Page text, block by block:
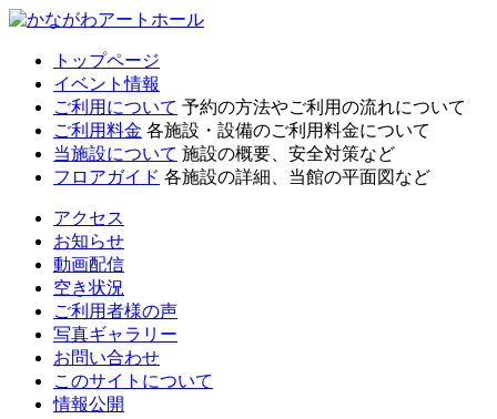
トップページ
イベント情報
ご利用について 予約の方法やご利用の流れについて
ご利用料金 各施設・設備のご利用料金について
当施設について 施設の概要、安全対策など
フロアガイド 各施設の詳細、当館の平面図など
アクセス
お知らせ
動画配信
空き状況
ご利用者様の声
写真ギャラリー
お問い合わせ
このサイトについて
情報公開